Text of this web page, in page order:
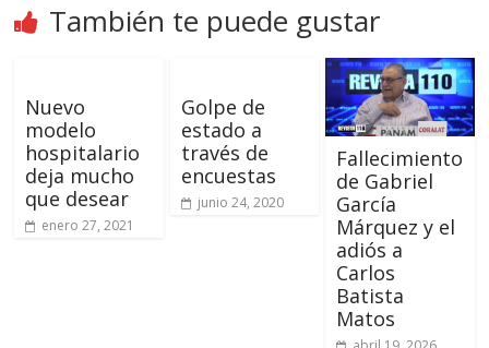
También te puede gustar
Nuevo
modelo
hospitalario
deja mucho
que desear
enero 27, 2021
Golpe de
estado a
través de
encuestas
junio 24, 2020
Fallecimiento
de Gabriel
García
Márquez y el
adiós a
Carlos
Batista
Matos